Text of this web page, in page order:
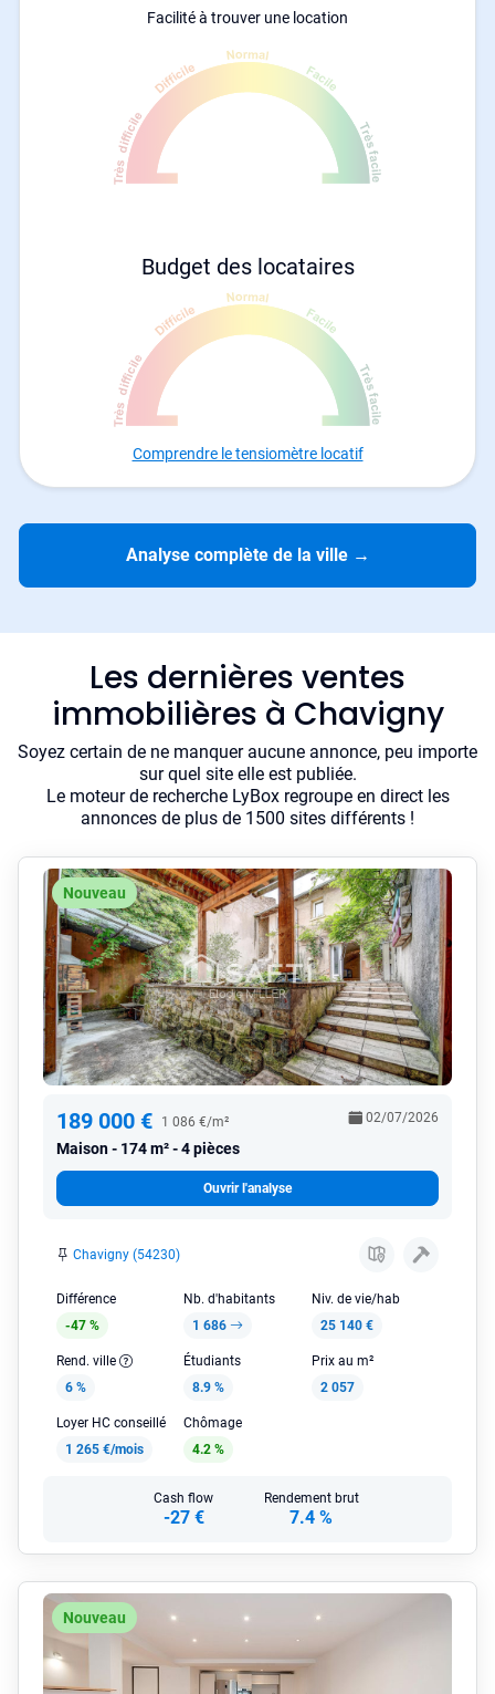
Facilité à trouver une location
Budget des locataires
Comprendre le tensiomètre locatif
Analyse complète de la ville →
Les dernières ventes
immobilières à Chavigny
Soyez certain de ne manquer aucune annonce, peu importe
sur quel site elle est publiée.
Le moteur de recherche LyBox regroupe en direct les
annonces de plus de 1500 sites différents !
Nouveau
189 000 € 1 086 €/m²
Maison 174 m² - 4 pièces
02/07/2026
Ouvrir l'analyse
Chavigny (54230)
Différence
-47 %
Nb. d'habitants
1 686
Niv. de vie/hab
25 140 €
Rend. ville
6 %
Étudiants
8.9 %
Prix au m²
2 057
Loyer HC conseillé
1 265 €/mois
Chômage
4.2 %
Cash flow
-27 €
Rendement brut
7.4 %
Nouveau